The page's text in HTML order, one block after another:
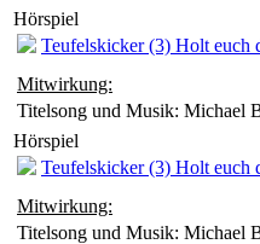
Hörspiel
Teufelskicker (3) Holt euch
Mitwirkung:
Titelsong und Musik: Michael
Hörspiel
Teufelskicker (3) Holt euch
Mitwirkung:
Titelsong und Musik: Michael